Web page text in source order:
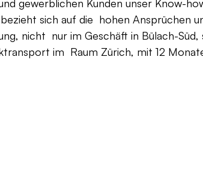
gewerblichen Kunden unser Know-
sich auf die hohen Ansprüchen
nicht nur im Geschäft in Bülach-
im Raum Zürich, mit 12